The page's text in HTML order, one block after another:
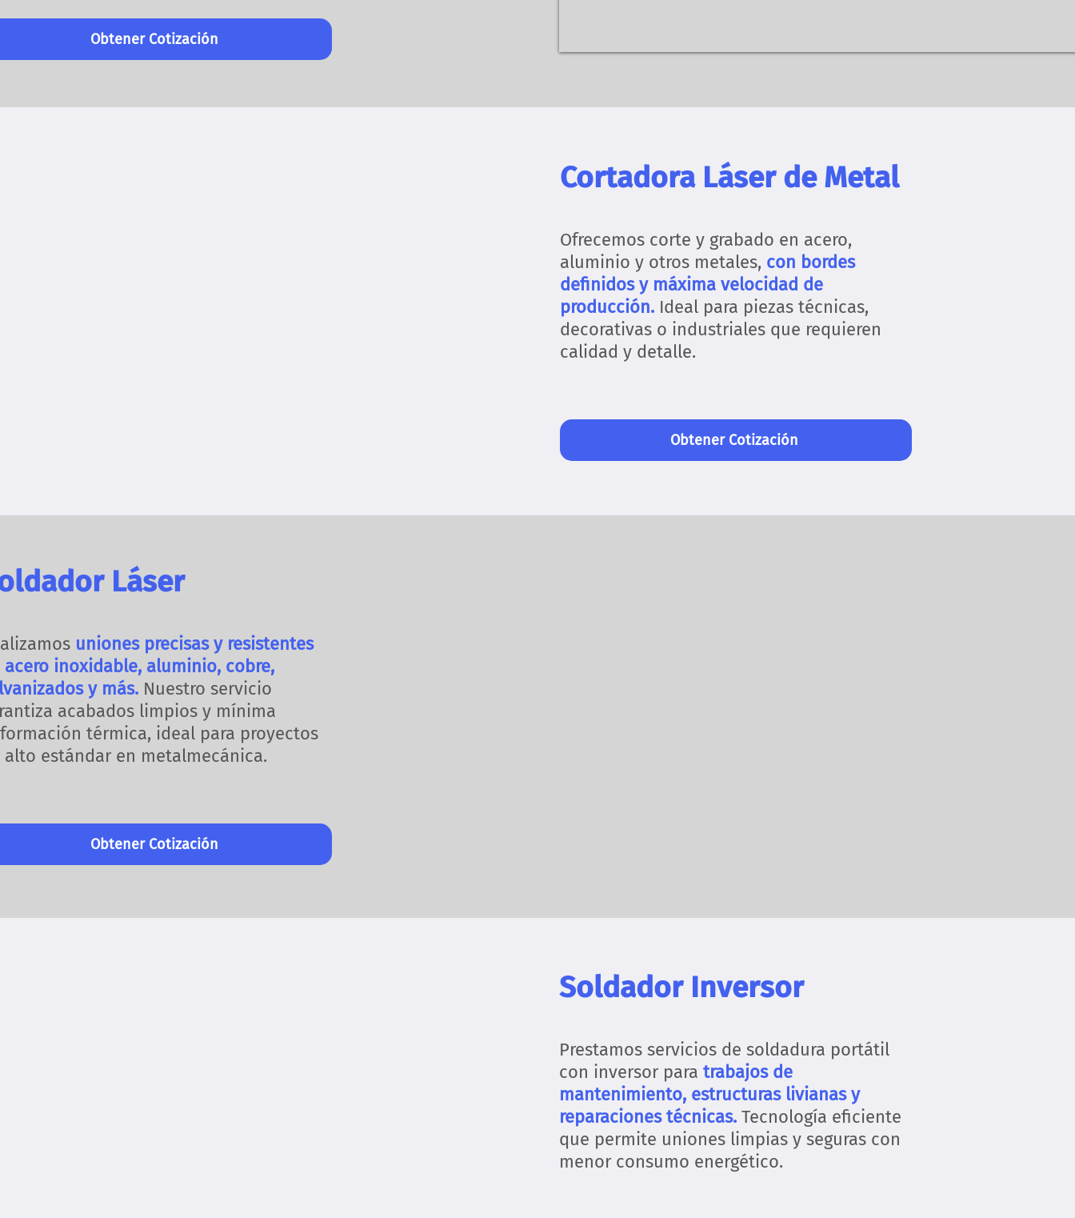
Obtener Cotización
Cortadora Láser de Metal
Ofrecemos corte y grabado en acero,
aluminio y otros metales, con bordes
definidos y máxima velocidad de
producción. Ideal para piezas técnicas,
decorativas o industriales que requieren
calidad y detalle.
Obtener Cotización
Láser
uniones precisas y resistentes
acero inoxidable, aluminio, cobre,
y más. Nuestro servicio
acabados limpios y mínima
térmica, ideal para proyectos
alto estándar en metalmecánica.
Obtener Cotización
Soldador Inversor
Prestamos servicios de soldadura portátil
con inversor para trabajos de
mantenimiento, estructuras livianas y
reparaciones técnicas. Tecnología eficiente
que permite uniones limpias y seguras con
menor consumo energético.